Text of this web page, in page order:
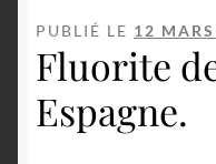
Mon compte
Achat
Contactez-nous
PUBLIÉ LE 12
Fluorite
Espagne.